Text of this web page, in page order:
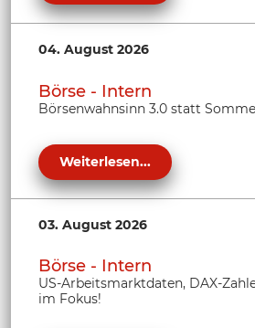
04. August 2026
Börse - Intern
Börsenwahnsinn 3.0 statt
Weiterlesen...
03. August 2026
Börse - Intern
US-Arbeitsmarktdaten, DAX-
im Fokus!